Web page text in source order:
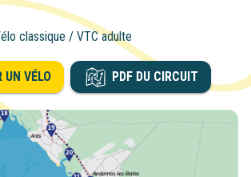
classique / VTC adulte
UN VÉLO PDF DU CIRCUIT